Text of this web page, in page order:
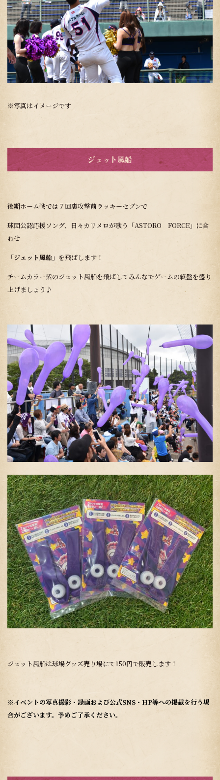
※写真はイメージです
ジェット風船
後期ホーム戦では７回裏攻撃前ラッキーセブンで
球団公認応援ソング、日々カリメロが歌う「ASTORO FORCE」に合
わせ
「ジェット風船」 を飛ばします！
チームカラー紫のジェット風船を飛ばしてみんなでゲームの終盤を盛り
上げましょう♪
ジェット風船は球場グッズ売り場にて150円で販売します！
※イベントの写真撮影・録画および公式SNS・HP等への掲載を行う場
合がございます。予めご了承ください。